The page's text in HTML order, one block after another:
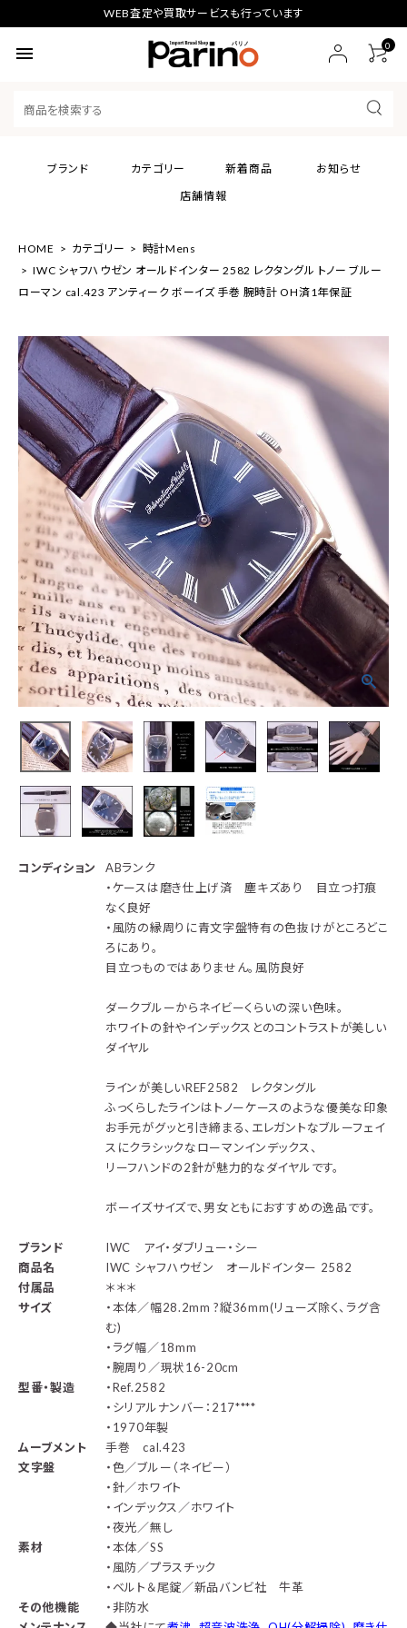
WEB査定や買取サービスも行っています
menu 0
ブランド カテゴリー 新着商品
お知らせ
店舗情報
HOME カテゴリー
時計Mens
IWC シャフハウゼン オールドインター 2582 レクタングル トノー ブルー
ローマン cal.423 アンティーク ボーイズ 手巻 腕時計 OH済1年保証
コンディション
ABランク
・ケースは磨き仕上げ済 塵キズあり 目立つ打痕
なく良好
・風防の縁周りに青文字盤特有の色抜けがところどこ
ろにあり。
目立つものではありません。風防良好
ダークブルーからネイビーくらいの深い色味。
ホワイトの針やインデックスとのコントラストが美しい
ダイヤル
ラインが美しいREF2582 レクタングル
ふっくらしたラインはトノーケースのような優美な印象
お手元がグッと引き締まる、エレガントなブルーフェイ
スにクラシックなローマンインデックス、
リーフハンドの2針が魅力的なダイヤルです。
ボーイズサイズで、男女ともにおすすめの逸品です。
ブランド
IWC アイ・ダブリュー・シー
商品名
IWC シャフハウゼン オールドインター 2582
付属品
＊＊＊
サイズ
・本体／幅28.2mm ?縦36mm(リューズ除く、ラグ含
む)
・ラグ幅／18mm
・腕周り／現状16-20cm
型番・製造
・Ref.2582
・シリアルナンバー：217****
・1970年製
ムーブメント
手巻 cal.423
文字盤
・色／ブルー（ネイビー）
・針／ホワイト
・インデックス／ホワイト
・夜光／無し
素材
・本体／SS
・風防／プラスチック
・ベルト＆尾錠／新品バンビ社 牛革
その他機能
・非防水